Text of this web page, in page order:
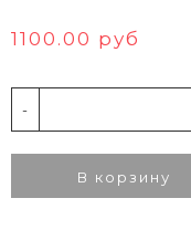
1100.00 руб
-
В корзину